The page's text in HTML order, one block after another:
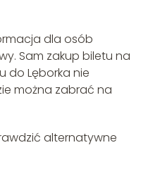
dla osób
Sam zakup biletu na
do Lęborka nie
można zabrać na
alternatywne